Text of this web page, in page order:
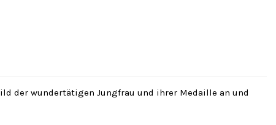
der wundertätigen Jungfrau und ihrer Medaille an und